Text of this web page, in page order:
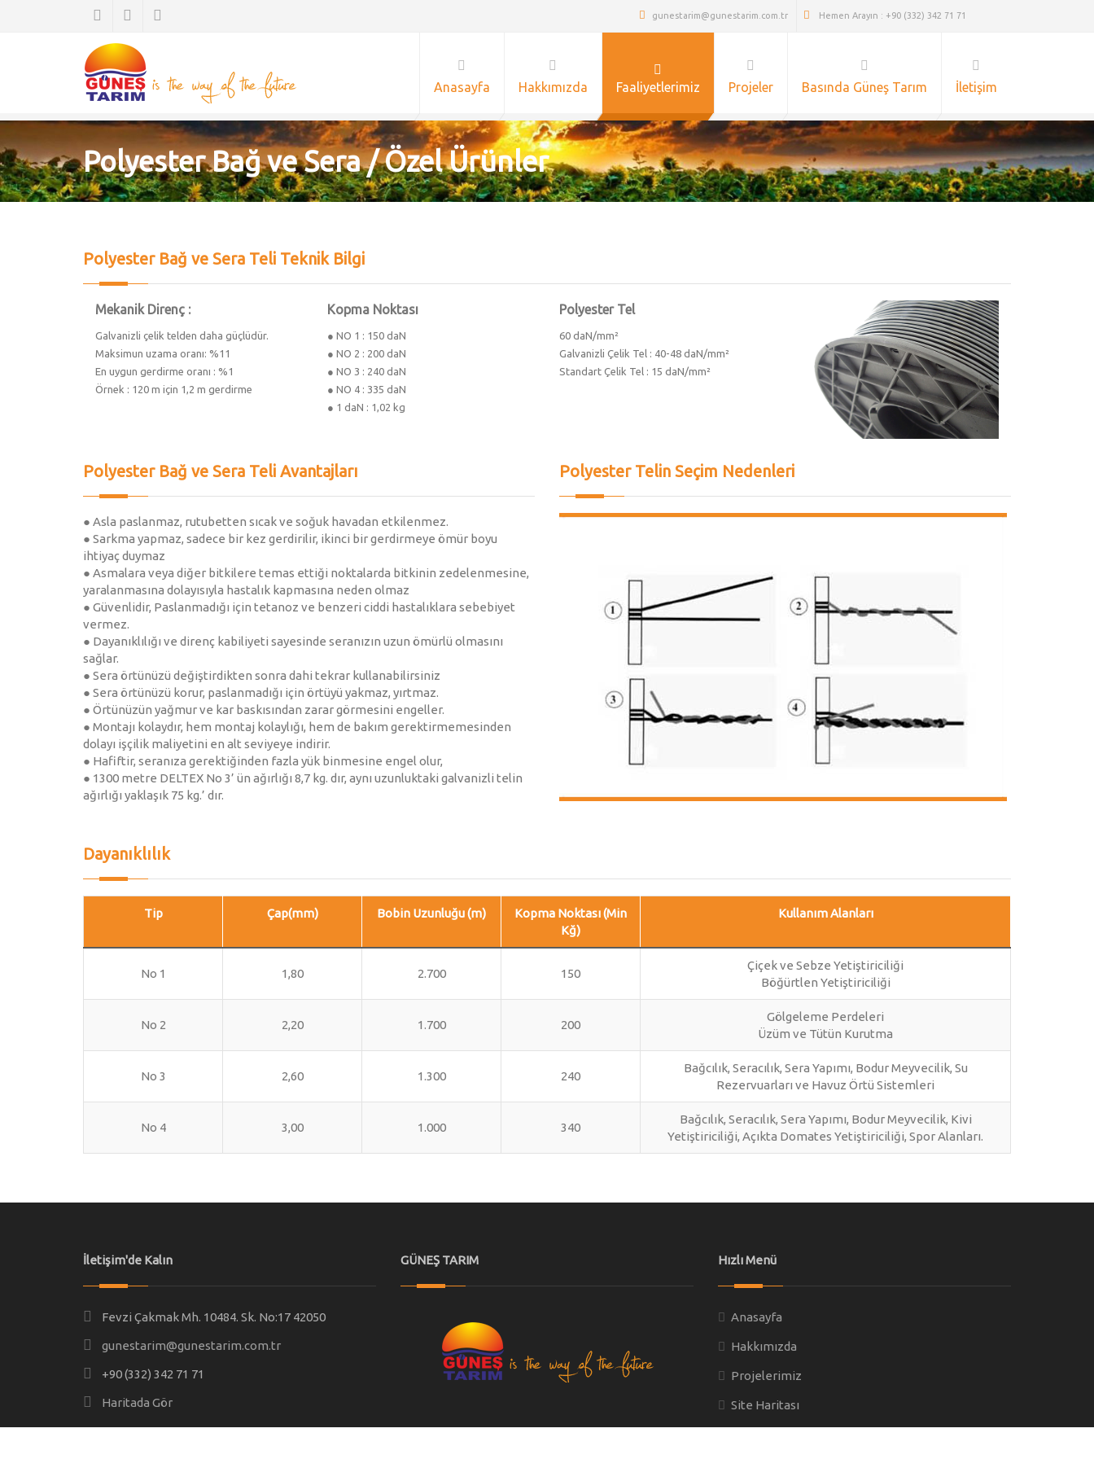
gunestarim@gunestarim.com.tr Hemen Arayın : +90 (332) 342 71 71
Anasayfa Hakkımızda Faaliyetlerimiz Projeler Basında Güneş Tarım İletişim
Polyester Bağ ve Sera / Özel Ürünler
Polyester Bağ ve Sera Teli Teknik Bilgi
Mekanik Direnç :
Galvanizli çelik telden daha güçlüdür.
Maksimun uzama oranı: %11
En uygun gerdirme oranı : %1
Örnek : 120 m için 1,2 m gerdirme
Kopma Noktası
● NO 1 : 150 daN
● NO 2 : 200 daN
● NO 3 : 240 daN
● NO 4 : 335 daN
● 1 daN : 1,02 kg
Polyester Tel
60 daN/mm²
Galvanizli Çelik Tel : 40-48 daN/mm²
Standart Çelik Tel : 15 daN/mm²
Polyester Bağ ve Sera Teli Avantajları
● Asla paslanmaz, rutubetten sıcak ve soğuk havadan etkilenmez.
● Sarkma yapmaz, sadece bir kez gerdirilir, ikinci bir gerdirmeye ömür boyu
ihtiyaç duymaz
● Asmalara veya diğer bitkilere temas ettiği noktalarda bitkinin zedelenmesine,
yaralanmasına dolayısıyla hastalık kapmasına neden olmaz
● Güvenlidir, Paslanmadığı için tetanoz ve benzeri ciddi hastalıklara sebebiyet
vermez.
● Dayanıklılığı ve direnç kabiliyeti sayesinde seranızın uzun ömürlü olmasını
sağlar.
● Sera örtünüzü değiştirdikten sonra dahi tekrar kullanabilirsiniz
● Sera örtünüzü korur, paslanmadığı için örtüyü yakmaz, yırtmaz.
● Örtünüzün yağmur ve kar baskısından zarar görmesini engeller.
● Montajı kolaydır, hem montaj kolaylığı, hem de bakım gerektirmemesinden
dolayı işçilik maliyetini en alt seviyeye indirir.
● Hafiftir, seranıza gerektiğinden fazla yük binmesine engel olur,
● 1300 metre DELTEX No 3’ ün ağırlığı 8,7 kg. dır, aynı uzunluktaki galvanizli telin
ağırlığı yaklaşık 75 kg.’ dır.
Polyester Telin Seçim Nedenleri
Dayanıklılık
Tip Çap(mm) Bobin Uzunluğu (m)
Kopma Noktası (Min
Kğ)
Kullanım Alanları
No 1 1,80 2.700 150
Çiçek ve Sebze Yetiştiriciliği
Böğürtlen Yetiştiriciliği
No 2 2,20 1.700 200
Gölgeleme Perdeleri
Üzüm ve Tütün Kurutma
No 3 2,60 1.300 240
Bağcılık, Seracılık, Sera Yapımı, Bodur Meyvecilik, Su
Rezervuarları ve Havuz Örtü Sistemleri
No 4 3,00 1.000 340
Bağcılık, Seracılık, Sera Yapımı, Bodur Meyvecilik, Kivi
Yetiştiriciliği, Açıkta Domates Yetiştiriciliği, Spor Alanları.
İletişim'de Kalın
Fevzi Çakmak Mh. 10484. Sk. No:17 42050
gunestarim@gunestarim.com.tr
+90 (332) 342 71 71
Haritada Gör
GÜNEŞ TARIM Hızlı Menü
Anasayfa
Hakkımızda
Projelerimiz
Site Haritası